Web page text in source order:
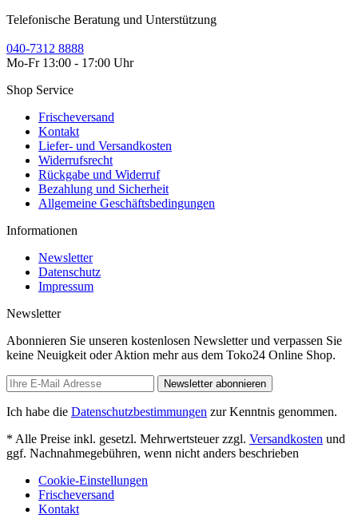
Telefonische Beratung und Unterstützung
040-7312 8888
Mo-Fr 13:00 - 17:00 Uhr
Shop Service
Frischeversand
Kontakt
Liefer- und Versandkosten
Widerrufsrecht
Rückgabe und Widerruf
Bezahlung und Sicherheit
Allgemeine Geschäftsbedingungen
Informationen
Newsletter
Datenschutz
Impressum
Newsletter
Abonnieren Sie unseren kostenlosen Newsletter und verpassen Sie
keine Neuigkeit oder Aktion mehr aus dem Toko24 Online Shop.
Newsletter abonnieren
Ich habe die Datenschutzbestimmungen zur Kenntnis genommen.
* Alle Preise inkl. gesetzl. Mehrwertsteuer zzgl. Versandkosten und
ggf. Nachnahmegebühren, wenn nicht anders beschrieben
Cookie-Einstellungen
Frischeversand
Kontakt